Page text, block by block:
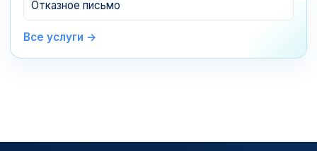
Отказное письмо
Все услуги →